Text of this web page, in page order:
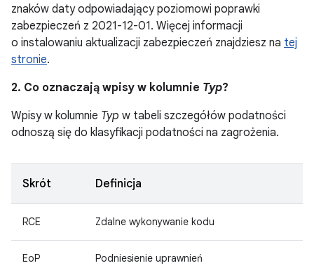
znaków daty odpowiadający poziomowi poprawki
zabezpieczeń z 2021-12-01. Więcej informacji
o instalowaniu aktualizacji zabezpieczeń znajdziesz na tej
stronie.
2. Co oznaczają wpisy w kolumnie Typ?
Wpisy w kolumnie Typ w tabeli szczegółów podatności
odnoszą się do klasyfikacji podatności na zagrożenia.
Skrót Definicja
RCE Zdalne wykonywanie kodu
EoP Podniesienie uprawnień